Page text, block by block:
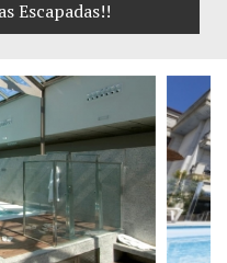
Escapadas!!